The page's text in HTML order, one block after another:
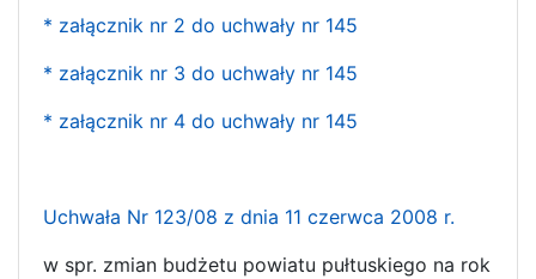
* załącznik nr 2 do uchwały nr 145
* załącznik nr 3 do uchwały nr 145
* załącznik nr 4 do uchwały nr 145
Uchwała Nr 123/08 z dnia 11 czerwca 2008 r.
w spr. zmian budżetu powiatu pułtuskiego na rok